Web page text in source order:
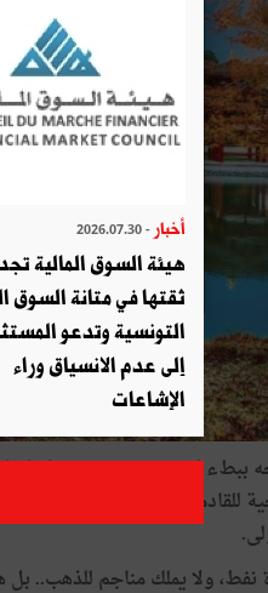
ببطءلتقفعندمنتهىرحلتها
للقادمين
.
نفط، ولا يملك مناجم للذهب.. بل
أخبار - 2026.07.30
هيئة السوق المالية
ثقتها في متانة السوق
التونسية وتدعو
إلى عدم الانسياق وراء
الإشاعات